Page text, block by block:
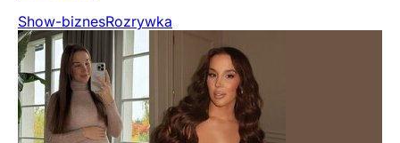
Show-biznesRozrywka